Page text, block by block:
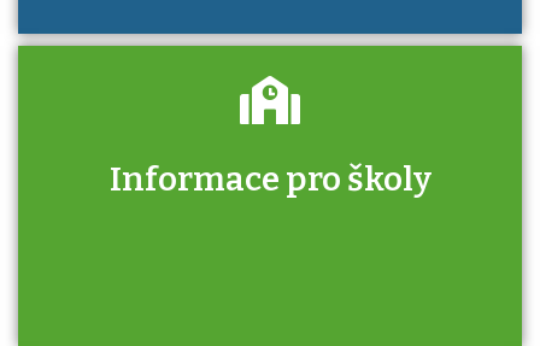
Informace pro školy
Zjistěte, jak se přihlásit ke zkoušce a kde